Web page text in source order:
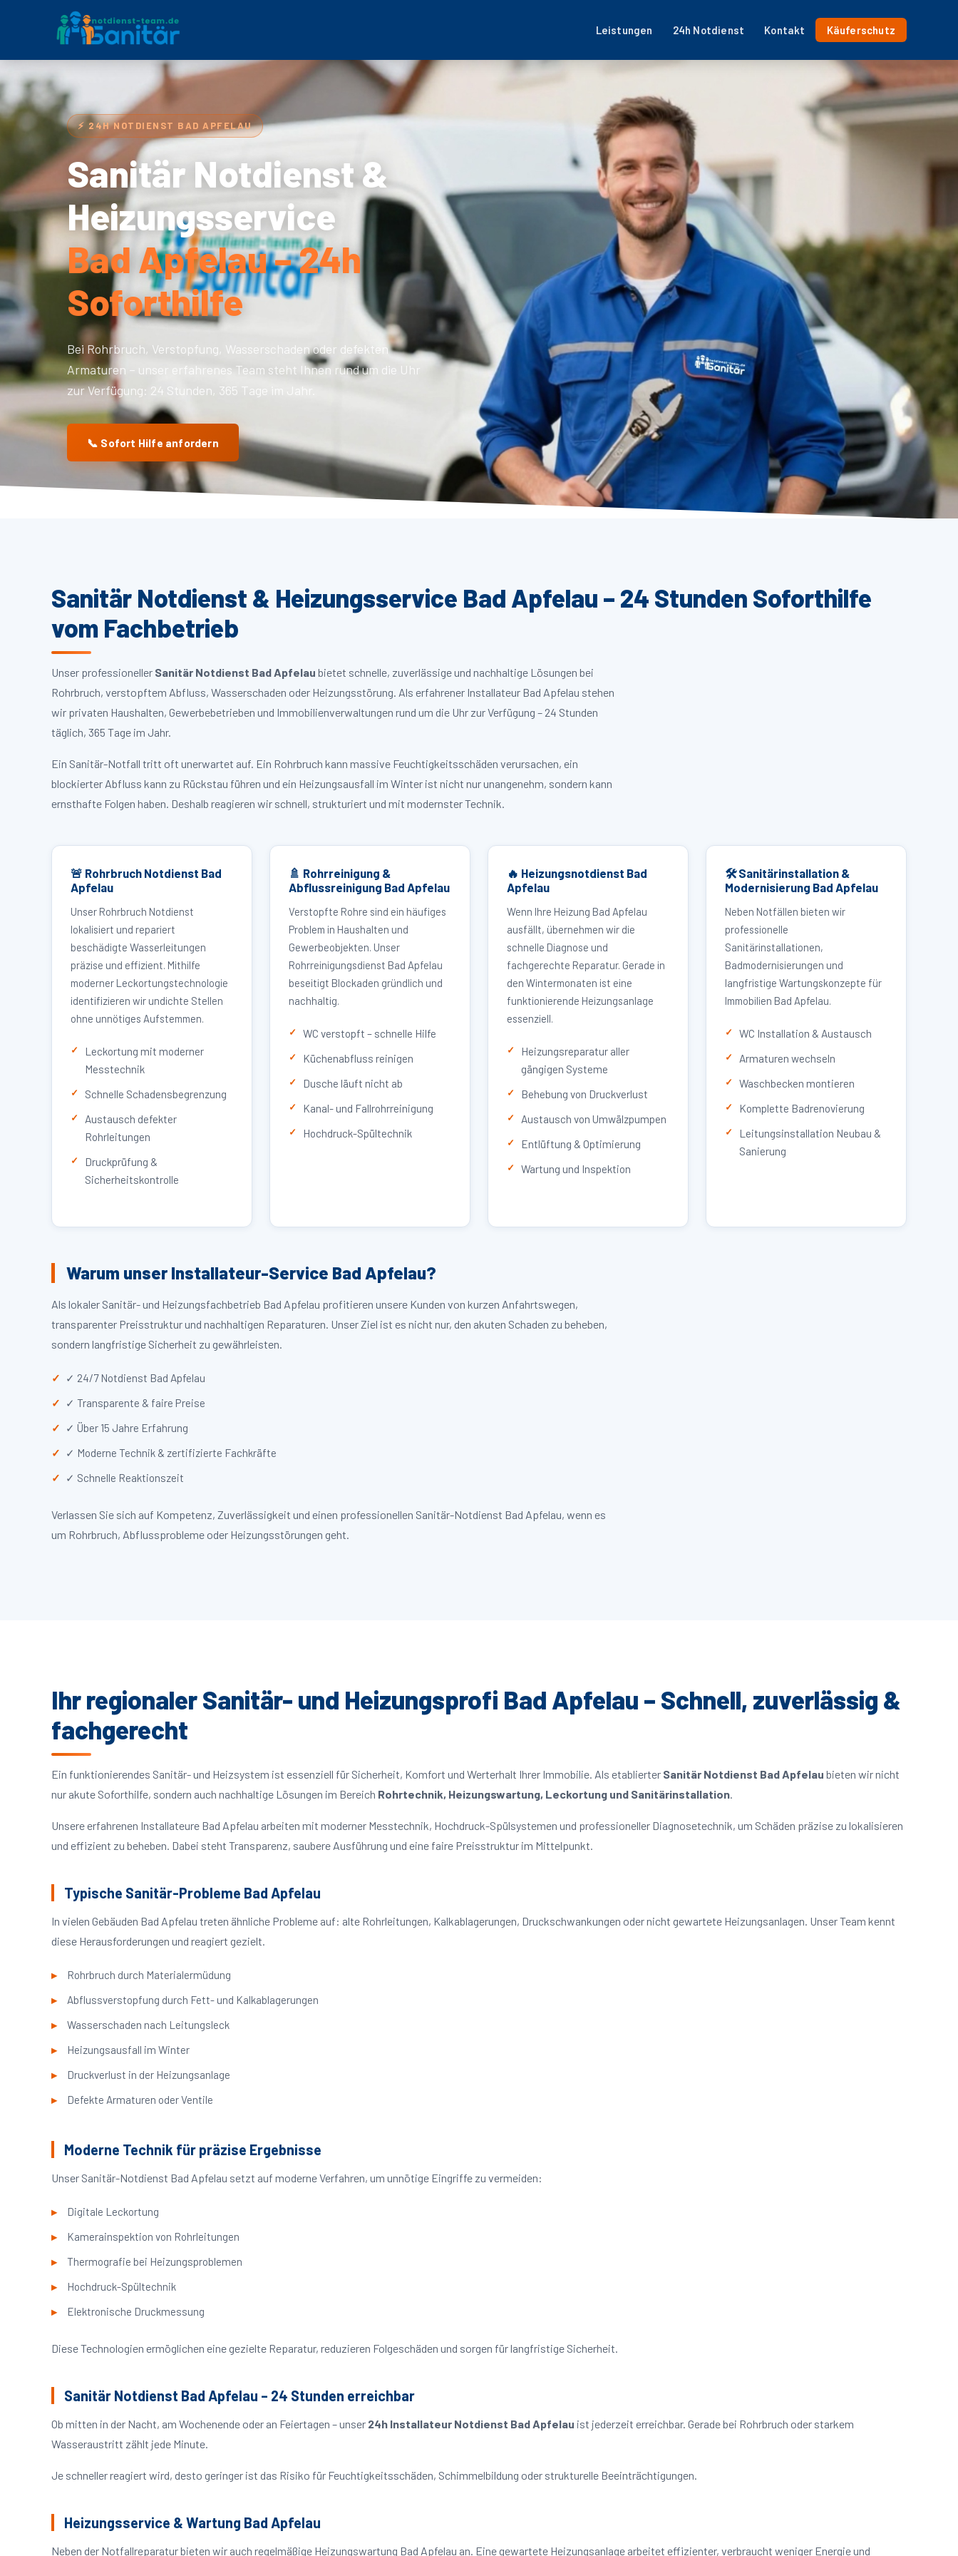
Leistungen 24h Notdienst Kontakt Käuferschutz
⚡ 24H NOTDIENST BAD APFELAU
Sanitär Notdienst &
Heizungsservice
Bad Apfelau – 24h
Soforthilfe
Bei Rohrbruch, Verstopfung, Wasserschaden oder defekten
Armaturen – unser erfahrenes Team steht Ihnen rund um die Uhr
zur Verfügung: 24 Stunden, 365 Tage im Jahr.
📞 Sofort Hilfe anfordern
Sanitär Notdienst & Heizungsservice Bad Apfelau – 24 Stunden Soforthilfe
vom Fachbetrieb
Unser professioneller Sanitär Notdienst Bad Apfelau bietet schnelle, zuverlässige und nachhaltige Lösungen bei
Rohrbruch, verstopftem Abfluss, Wasserschaden oder Heizungsstörung. Als erfahrener Installateur Bad Apfelau stehen
wir privaten Haushalten, Gewerbebetrieben und Immobilienverwaltungen rund um die Uhr zur Verfügung – 24 Stunden
täglich, 365 Tage im Jahr.
Ein Sanitär-Notfall tritt oft unerwartet auf. Ein Rohrbruch kann massive Feuchtigkeitsschäden verursachen, ein
blockierter Abfluss kann zu Rückstau führen und ein Heizungsausfall im Winter ist nicht nur unangenehm, sondern kann
ernsthafte Folgen haben. Deshalb reagieren wir schnell, strukturiert und mit modernster Technik.
🚨 Rohrbruch Notdienst Bad
Apfelau
Unser Rohrbruch Notdienst
lokalisiert und repariert
beschädigte Wasserleitungen
präzise und effizient. Mithilfe
moderner Leckortungstechnologie
identifizieren wir undichte Stellen
ohne unnötiges Aufstemmen.
Leckortung mit moderner
Messtechnik
Schnelle Schadensbegrenzung
Austausch defekter
Rohrleitungen
Druckprüfung &
Sicherheitskontrolle
🚿 Rohrreinigung &
Abflussreinigung Bad Apfelau
Verstopfte Rohre sind ein häufiges
Problem in Haushalten und
Gewerbeobjekten. Unser
Rohrreinigungsdienst Bad Apfelau
beseitigt Blockaden gründlich und
nachhaltig.
WC verstopft – schnelle Hilfe
Küchenabfluss reinigen
Dusche läuft nicht ab
Kanal- und Fallrohrreinigung
Hochdruck-Spültechnik
🔥 Heizungsnotdienst Bad
Apfelau
Wenn Ihre Heizung Bad Apfelau
ausfällt, übernehmen wir die
schnelle Diagnose und
fachgerechte Reparatur. Gerade in
den Wintermonaten ist eine
funktionierende Heizungsanlage
essenziell.
Heizungsreparatur aller
gängigen Systeme
Behebung von Druckverlust
Austausch von Umwälzpumpen
Entlüftung & Optimierung
Wartung und Inspektion
🛠 Sanitärinstallation &
Modernisierung Bad Apfelau
Neben Notfällen bieten wir
professionelle
Sanitärinstallationen,
Badmodernisierungen und
langfristige Wartungskonzepte für
Immobilien Bad Apfelau.
WC Installation & Austausch
Armaturen wechseln
Waschbecken montieren
Komplette Badrenovierung
Leitungsinstallation Neubau &
Sanierung
Warum unser Installateur-Service Bad Apfelau?
Als lokaler Sanitär- und Heizungsfachbetrieb Bad Apfelau profitieren unsere Kunden von kurzen Anfahrtswegen,
transparenter Preisstruktur und nachhaltigen Reparaturen. Unser Ziel ist es nicht nur, den akuten Schaden zu beheben,
sondern langfristige Sicherheit zu gewährleisten.
✓ 24/7 Notdienst Bad Apfelau
✓ Transparente & faire Preise
✓ Über 15 Jahre Erfahrung
✓ Moderne Technik & zertifizierte Fachkräfte
✓ Schnelle Reaktionszeit
Verlassen Sie sich auf Kompetenz, Zuverlässigkeit und einen professionellen Sanitär-Notdienst Bad Apfelau, wenn es
um Rohrbruch, Abflussprobleme oder Heizungsstörungen geht.
Ihr regionaler Sanitär- und Heizungsprofi Bad Apfelau – Schnell, zuverlässig &
fachgerecht
Ein funktionierendes Sanitär- und Heizsystem ist essenziell für Sicherheit, Komfort und Werterhalt Ihrer Immobilie. Als etablierter Sanitär Notdienst Bad Apfelau bieten wir nicht
nur akute Soforthilfe, sondern auch nachhaltige Lösungen im Bereich Rohrtechnik, Heizungswartung, Leckortung und Sanitärinstallation.
Unsere erfahrenen Installateure Bad Apfelau arbeiten mit moderner Messtechnik, Hochdruck-Spülsystemen und professioneller Diagnosetechnik, um Schäden präzise zu lokalisieren
und effizient zu beheben. Dabei steht Transparenz, saubere Ausführung und eine faire Preisstruktur im Mittelpunkt.
Typische Sanitär-Probleme Bad Apfelau
In vielen Gebäuden Bad Apfelau treten ähnliche Probleme auf: alte Rohrleitungen, Kalkablagerungen, Druckschwankungen oder nicht gewartete Heizungsanlagen. Unser Team kennt
diese Herausforderungen und reagiert gezielt.
Rohrbruch durch Materialermüdung
Abflussverstopfung durch Fett- und Kalkablagerungen
Wasserschaden nach Leitungsleck
Heizungsausfall im Winter
Druckverlust in der Heizungsanlage
Defekte Armaturen oder Ventile
Moderne Technik für präzise Ergebnisse
Unser Sanitär-Notdienst Bad Apfelau setzt auf moderne Verfahren, um unnötige Eingriffe zu vermeiden:
Digitale Leckortung
Kamerainspektion von Rohrleitungen
Thermografie bei Heizungsproblemen
Hochdruck-Spültechnik
Elektronische Druckmessung
Diese Technologien ermöglichen eine gezielte Reparatur, reduzieren Folgeschäden und sorgen für langfristige Sicherheit.
Sanitär Notdienst Bad Apfelau – 24 Stunden erreichbar
Ob mitten in der Nacht, am Wochenende oder an Feiertagen – unser 24h Installateur Notdienst Bad Apfelau ist jederzeit erreichbar. Gerade bei Rohrbruch oder starkem
Wasseraustritt zählt jede Minute.
Je schneller reagiert wird, desto geringer ist das Risiko für Feuchtigkeitsschäden, Schimmelbildung oder strukturelle Beeinträchtigungen.
Heizungsservice & Wartung Bad Apfelau
Neben der Notfallreparatur bieten wir auch regelmäßige Heizungswartung Bad Apfelau an. Eine gewartete Heizungsanlage arbeitet effizienter, verbraucht weniger Energie und